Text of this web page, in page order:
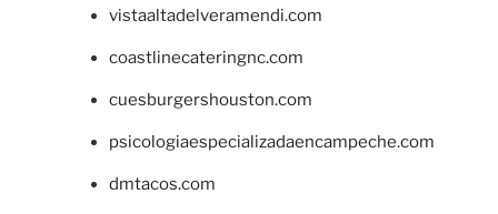
vistaaltadelveramendi.com
coastlinecateringnc.com
cuesburgershouston.com
psicologiaespecializadaencampeche.com
dmtacos.com